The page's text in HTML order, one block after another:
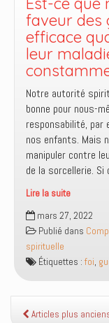
faveur des
efficace
leur
Notre autorité
bonne pour nous-
responsabilité, par
nos enfants. Mais
manipuler contre
de la sorcellerie.
Lire la suite
Est-
ce
que
notre
intercession
faveur
des
mars 27, 2022
Publié dans
spirituelle
Étiquettes : foi,
Articles plus